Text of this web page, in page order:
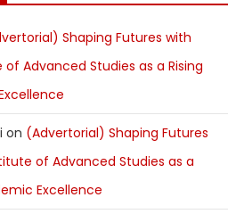
Shaping Futures with
Advanced Studies as a Rising
on (Advertorial) Shaping Futures
of Advanced Studies as a
Excellence